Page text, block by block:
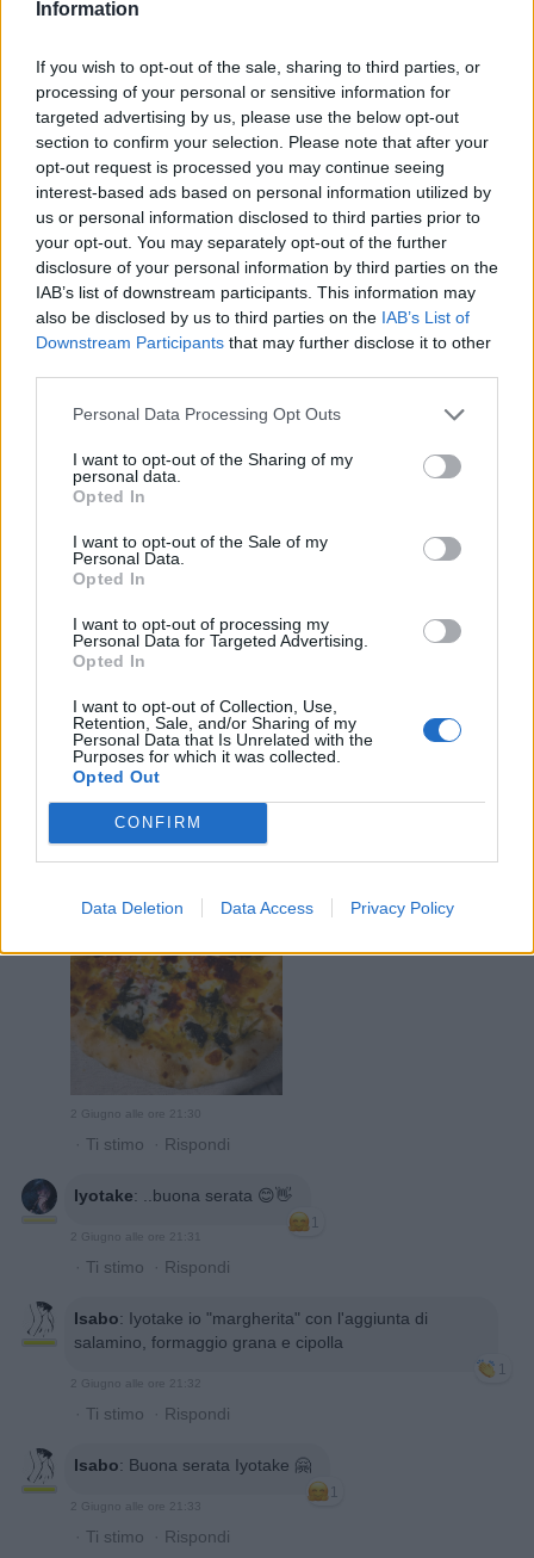
Information
If you wish to opt-out of the sale, sharing to third parties, or
processing of your personal or sensitive information for
targeted advertising by us, please use the below opt-out
section to confirm your selection. Please note that after your
opt-out request is processed you may continue seeing
interest-based ads based on personal information utilized by
us or personal information disclosed to third parties prior to
your opt-out. You may separately opt-out of the further
disclosure of your personal information by third parties on the
IAB’s list of downstream participants. This information may
also be disclosed by us to third parties on the IAB’s List of
Downstream Participants that may further disclose it to other
Personal Data Processing Opt Outs
I want to opt-out of the Sharing of my
personal data.
Opted In
I want to opt-out of the Sale of my
Personal Data.
Opted In
I want to opt-out of processing my
Personal Data for Targeted Advertising.
Opted In
I want to opt-out of Collection, Use,
Retention, Sale, and/or Sharing of my
Personal Data that Is Unrelated with the
Purposes for which it was collected.
Opted Out
CONFIRM
Data Deletion Data Access Privacy Policy
Animazione Leggera (0.13 Mb)
·Ti stimo·Rispondi
CapitanFracassa :buona serata 🥂🥂 Isabo 😍💋
2
2 Giugno alle ore 21:29
pappata 😁
2 Giugno alle ore 21:30
·Ti stimo·
Iyotake:..davvero ottima. Con aggiunta nduja 😋
2 Giugno alle ore 21:30
· Ti stimo · Rispondi
Iyotake: ..buona serata 😊👋
1
2 Giugno alle ore 21:31
· Ti stimo · Rispondi
Isabo: Iyotake io "margherita" con l'aggiunta di
salamino, formaggio grana e cipolla
1
2 Giugno alle ore 21:32
· Ti stimo · Rispondi
Isabo: Buona serata Iyotake 🤗
1
2 Giugno alle ore 21:33
· Ti stimo · Rispondi